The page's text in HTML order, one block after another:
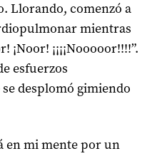
Llorando, comenzó a
mientras
¡¡¡¡Nooooor!!!!”.
esfuerzos
desplomó gimiendo
en mi mente por un